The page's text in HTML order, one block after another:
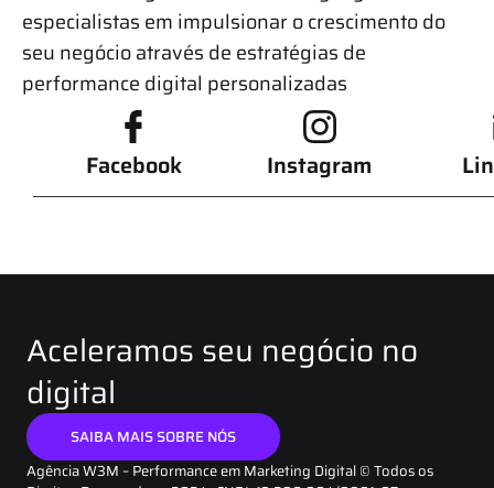
especialistas em impulsionar o crescimento do
seu negócio através de estratégias de
performance digital personalizadas
Facebook Instagram
Aceleramos seu negócio no
digital
SAIBA MAIS SOBRE NÓS
Agência W3M – Performance em Marketing Digital © Todos os